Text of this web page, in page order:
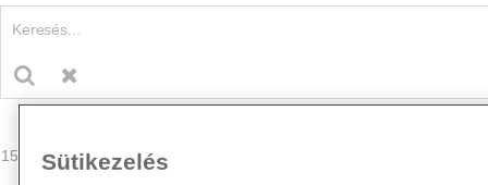
157 - 160 találat
Sütikezelés